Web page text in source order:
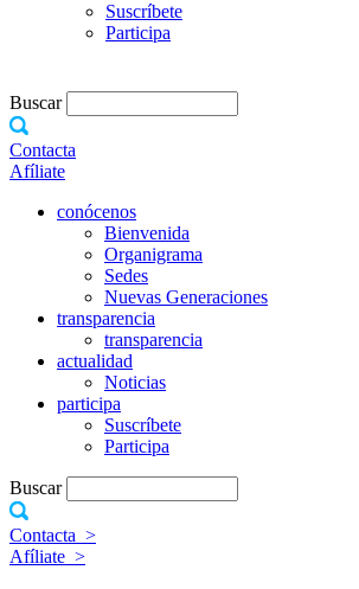
Suscríbete
Participa
Buscar
Contacta
Afíliate
conócenos
Bienvenida
Organigrama
Sedes
Nuevas Generaciones
transparencia
transparencia
actualidad
Noticias
participa
Suscríbete
Participa
Buscar
Contacta >
Afíliate >